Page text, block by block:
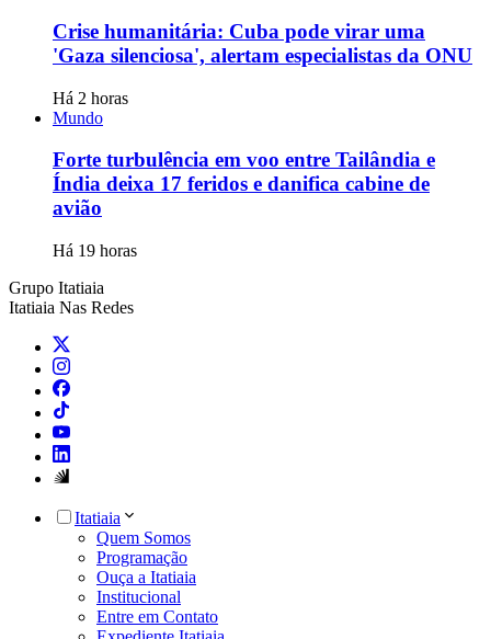
Crise humanitária: Cuba pode virar uma
'Gaza silenciosa', alertam especialistas da ONU
Há 2 horas
Mundo
Forte turbulência em voo entre Tailândia e
Índia deixa 17 feridos e danifica cabine de
avião
Há 19 horas
Grupo Itatiaia
Itatiaia Nas Redes
Itatiaia
Quem Somos
Programação
Ouça a Itatiaia
Institucional
Entre em Contato